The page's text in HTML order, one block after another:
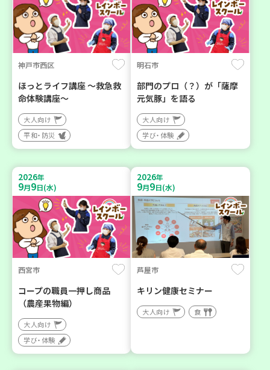
神戸市西区
ほっとライフ講座 ～救急救
命体験講座～
大人向け
平和・防災
明石市
部門のプロ（？）が「薩摩
元気豚」を語る
大人向け
学び・体験
2026年
9月9日(水)
西宮市
コープの職員一押し商品
（農産果物編）
大人向け
学び・体験
2026年
9月9日(水)
芦屋市
キリン健康セミナー
大人向け 食